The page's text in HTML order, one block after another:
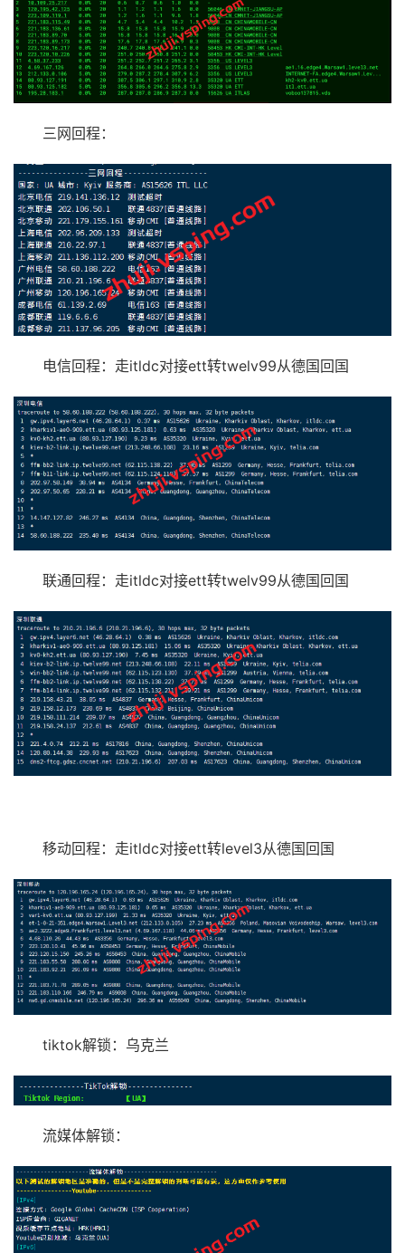
三网回程：
电信回程：走itldc对接ett转twelv99从德国回国
联通回程：走itldc对接ett转twelv99从德国回国
移动回程：走itldc对接ett转level3从德国回国
tiktok解锁：乌克兰
流媒体解锁：